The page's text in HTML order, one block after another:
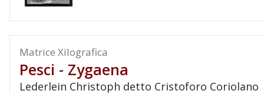
Matrice Xilografica
Pesci - Zygaena
Lederlein Christoph detto Cristoforo Coriolano